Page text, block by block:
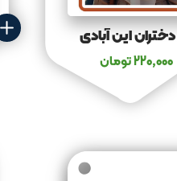
دختران این آبادی
220,000تومان